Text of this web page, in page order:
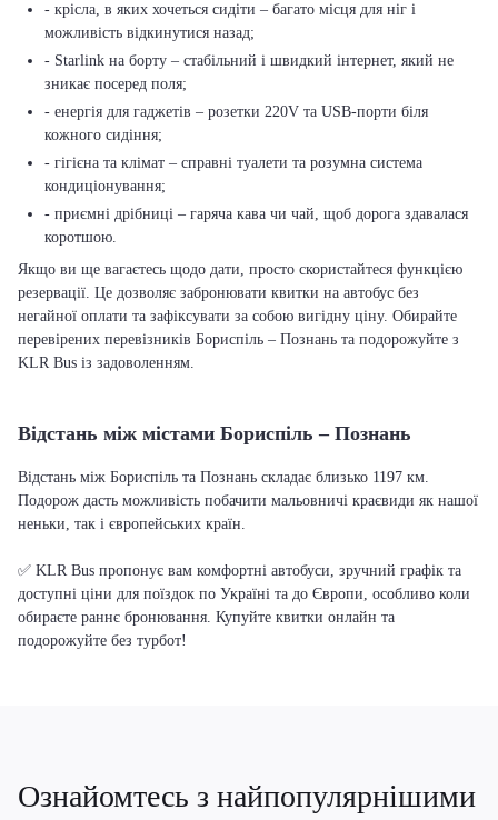
- крісла, в яких хочеться сидіти – багато місця для ніг і
можливість відкинутися назад;
- Starlink на борту – стабільний і швидкий інтернет, який не
зникає посеред поля;
- енергія для гаджетів – розетки 220V та USB-порти біля
кожного сидіння;
- гігієна та клімат – справні туалети та розумна система
кондиціонування;
- приємні дрібниці – гаряча кава чи чай, щоб дорога здавалася
коротшою.
Якщо ви ще вагаєтесь щодо дати, просто скористайтеся функцією
резервації. Це дозволяє забронювати квитки на автобус без
негайної оплати та зафіксувати за собою вигідну ціну. Обирайте
перевірених перевізників Бориспіль – Познань та подорожуйте з
KLR Bus із задоволенням.
Відстань між містами Бориспіль – Познань
Відстань між Бориспіль та Познань складає близько 1197 км.
Подорож дасть можливість побачити мальовничі краєвиди як нашої
неньки, так і європейських країн.
✅ KLR Bus пропонує вам комфортні автобуси, зручний графік та
доступні ціни для поїздок по Україні та до Європи, особливо коли
обираєте раннє бронювання. Купуйте квитки онлайн та
подорожуйте без турбот!
Ознайомтесь з найпопулярнішими